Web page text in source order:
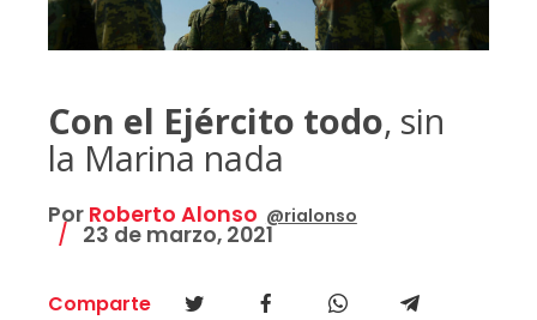
Con el Ejército todo, sin
la Marina nada
Por Roberto Alonso @rialonso
23 de marzo, 2021
Comparte